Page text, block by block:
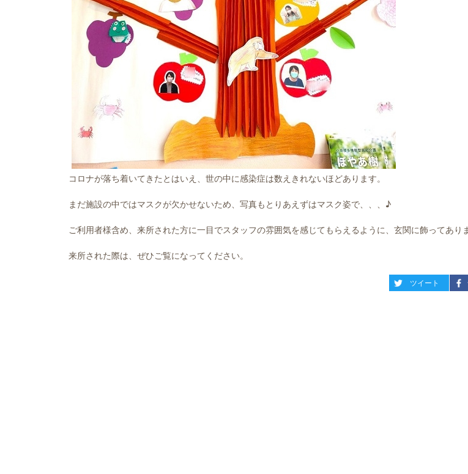
コロナが落ち着いてきたとはいえ、世の中に感染症は数えきれないほどあります。
まだ施設の中ではマスクが欠かせないため、写真もとりあえずはマスク姿で、、、♪
ご利用者様含め、来所された方に一目でスタッフの雰囲気を感じてもらえるように、玄関に飾ってあり
来所された際は、ぜひご覧になってください。
entry1312
ツイート